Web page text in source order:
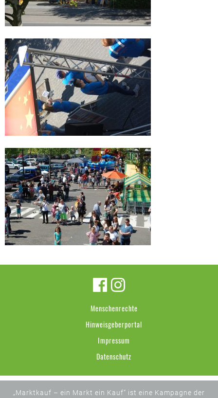
Menschenrechte
Hinweisgeberportal
Impressum
Datenschutz
„Marktkauf – ein Markt ein Kauf“ ist eine Kampagne der